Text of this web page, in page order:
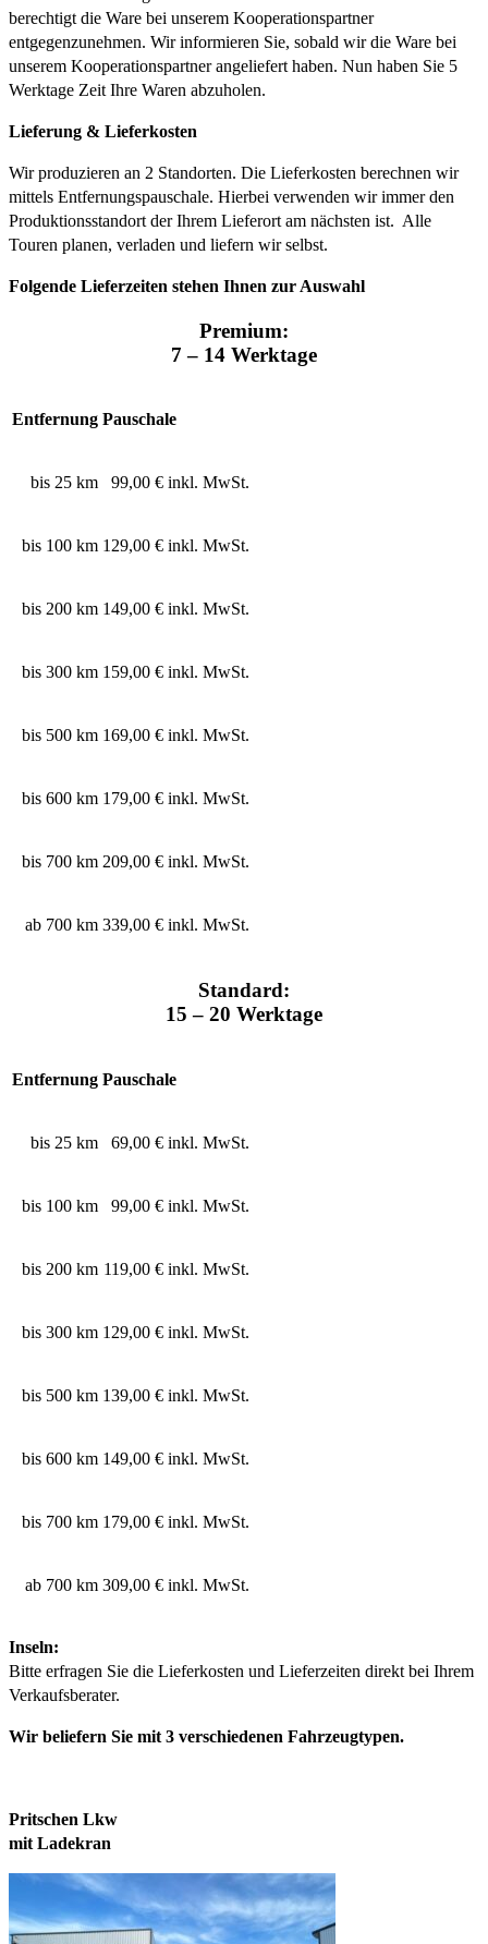
berechtigt die Ware bei unserem Kooperationspartner
entgegenzunehmen. Wir informieren Sie, sobald wir die Ware bei
unserem Kooperationspartner angeliefert haben. Nun haben Sie 5
Werktage Zeit Ihre Waren abzuholen.
Lieferung & Lieferkosten
Wir produzieren an 2 Standorten. Die Lieferkosten berechnen wir
mittels Entfernungspauschale. Hierbei verwenden wir immer den
Produktionsstandort der Ihrem Lieferort am nächsten ist. Alle
Touren planen, verladen und liefern wir selbst.
Folgende Lieferzeiten stehen Ihnen zur Auswahl
Premium:
7 – 14 Werktage
Entfernung Pauschale
bis 25 km 99,00 € inkl. MwSt.
bis 100 km 129,00 € inkl. MwSt.
bis 200 km 149,00 € inkl. MwSt.
bis 300 km 159,00 € inkl. MwSt.
bis 500 km 169,00 € inkl. MwSt.
bis 600 km 179,00 € inkl. MwSt.
bis 700 km 209,00 € inkl. MwSt.
ab 700 km 339,00 € inkl. MwSt.
Standard:
15 – 20 Werktage
Entfernung Pauschale
bis 25 km 69,00 € inkl. MwSt.
bis 100 km 99,00 € inkl. MwSt.
bis 200 km 119,00 € inkl. MwSt.
bis 300 km 129,00 € inkl. MwSt.
bis 500 km 139,00 € inkl. MwSt.
bis 600 km 149,00 € inkl. MwSt.
bis 700 km 179,00 € inkl. MwSt.
ab 700 km 309,00 € inkl. MwSt.
Inseln:
Bitte erfragen Sie die Lieferkosten und Lieferzeiten direkt bei Ihrem
Verkaufsberater.
Wir beliefern Sie mit 3 verschiedenen Fahrzeugtypen.
Pritschen Lkw
mit Ladekran